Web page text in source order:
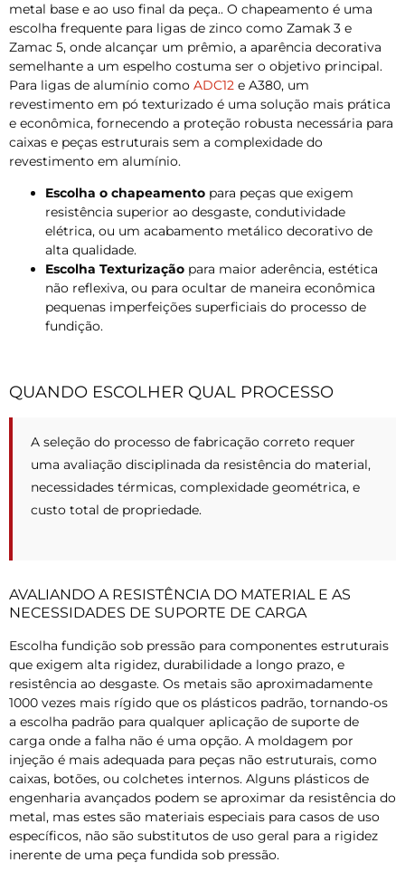
metal base e ao uso final da peça.. O chapeamento é uma
escolha frequente para ligas de zinco como Zamak 3 e
Zamac 5, onde alcançar um prêmio, a aparência decorativa
semelhante a um espelho costuma ser o objetivo principal.
Para ligas de alumínio como ADC12 e A380, um
revestimento em pó texturizado é uma solução mais prática
e econômica, fornecendo a proteção robusta necessária para
caixas e peças estruturais sem a complexidade do
revestimento em alumínio.
Escolha o chapeamento para peças que exigem
resistência superior ao desgaste, condutividade
elétrica, ou um acabamento metálico decorativo de
alta qualidade.
Escolha Texturização para maior aderência, estética
não reflexiva, ou para ocultar de maneira econômica
pequenas imperfeições superficiais do processo de
fundição.
QUANDO ESCOLHER QUAL PROCESSO
A seleção do processo de fabricação correto requer
uma avaliação disciplinada da resistência do material,
necessidades térmicas, complexidade geométrica, e
custo total de propriedade.
AVALIANDO A RESISTÊNCIA DO MATERIAL E AS
NECESSIDADES DE SUPORTE DE CARGA
Escolha fundição sob pressão para componentes estruturais
que exigem alta rigidez, durabilidade a longo prazo, e
resistência ao desgaste. Os metais são aproximadamente
1000 vezes mais rígido que os plásticos padrão, tornando-os
a escolha padrão para qualquer aplicação de suporte de
carga onde a falha não é uma opção. A moldagem por
injeção é mais adequada para peças não estruturais, como
caixas, botões, ou colchetes internos. Alguns plásticos de
engenharia avançados podem se aproximar da resistência do
metal, mas estes são materiais especiais para casos de uso
específicos, não são substitutos de uso geral para a rigidez
inerente de uma peça fundida sob pressão.